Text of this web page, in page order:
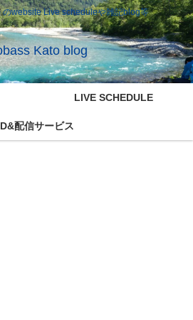
のwebsite Live scheduleや雑記blog等
Kato blog
LIVE SCHEDULE
配信サービス